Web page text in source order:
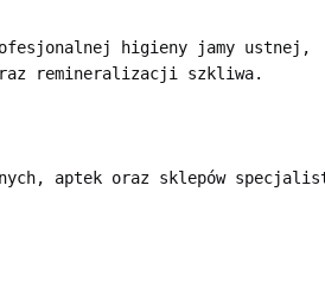
higieny jamy ustnej,
remineralizacji szkliwa.
aptek oraz sklepów